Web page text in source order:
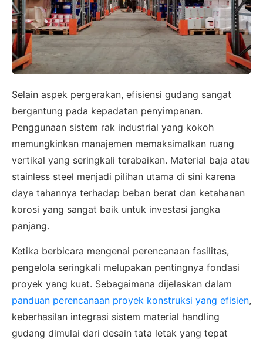
Selain aspek pergerakan, efisiensi gudang sangat
bergantung pada kepadatan penyimpanan.
Penggunaan sistem rak industrial yang kokoh
memungkinkan manajemen memaksimalkan ruang
vertikal yang seringkali terabaikan. Material baja atau
stainless steel menjadi pilihan utama di sini karena
daya tahannya terhadap beban berat dan ketahanan
korosi yang sangat baik untuk investasi jangka
panjang.
Ketika berbicara mengenai perencanaan fasilitas,
pengelola seringkali melupakan pentingnya fondasi
proyek yang kuat. Sebagaimana dijelaskan dalam
panduan perencanaan proyek konstruksi yang efisien,
keberhasilan integrasi sistem material handling
gudang dimulai dari desain tata letak yang tepat